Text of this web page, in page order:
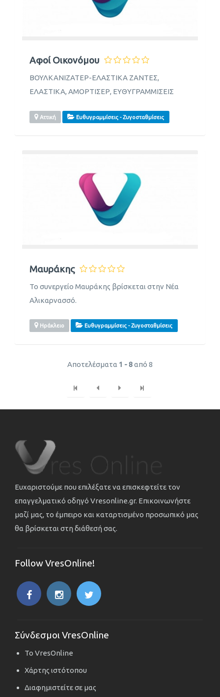
Αφοί Οικονόμου
ΒΟΥΛΚΑΝΙΖΑΤΕΡ-ΕΛΑΣΤΙΚΑ ΖΑΝΤΕΣ,
ΕΛΑΣΤΙΚΑ, ΑΜΟΡΤΙΣΕΡ, ΕΥΘΥΓΡΑΜΜΙΣΕΙΣ
Αττική Ευθυγραμμίσεις - Ζυγοσταθμίσεις
Μαυράκης
Το συνεργείο Μαυράκης βρίσκεται στην Νέα
Αλικαρνασσό.
Ηράκλειο Ευθυγραμμίσεις - Ζυγοσταθμίσεις
Αποτελέσματα 1 - 8από 8
Ευχαριστούμε που επιλέξατε να επισκεφτείτε τον
επαγγελματικό οδηγό Vresonline.gr. Επικοινωνήστε
μαζί μας, το έμπειρο και καταρτισμένο προσωπικό μας
θα βρίσκεται στη διάθεσή σας.
Follow VresOnline!
Σύνδεσμοι VresOnline
Το VresOnline
Χάρτης ιστότοπου
Διαφημιστείτε σε μας